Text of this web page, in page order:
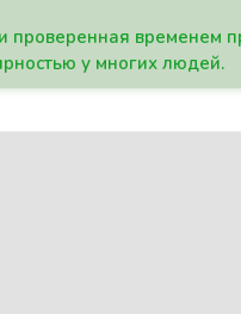
временем
у многих людей.